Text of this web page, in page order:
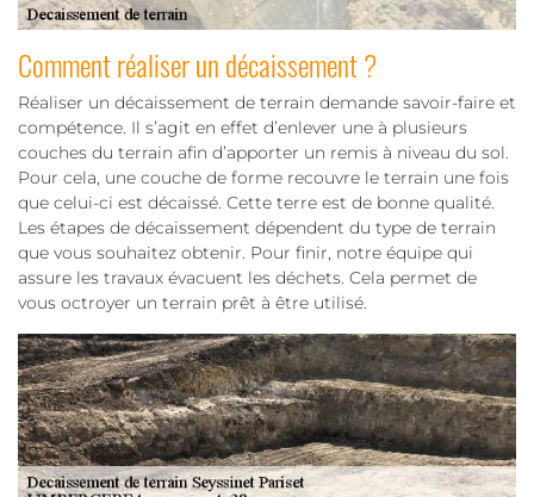
Comment réaliser un décaissement ?
Réaliser un décaissement de terrain demande savoir-faire et
compétence. Il s’agit en effet d’enlever une à plusieurs
couches du terrain afin d’apporter un remis à niveau du sol.
Pour cela, une couche de forme recouvre le terrain une fois
que celui-ci est décaissé. Cette terre est de bonne qualité.
Les étapes de décaissement dépendent du type de terrain
que vous souhaitez obtenir. Pour finir, notre équipe qui
assure les travaux évacuent les déchets. Cela permet de
vous octroyer un terrain prêt à être utilisé.